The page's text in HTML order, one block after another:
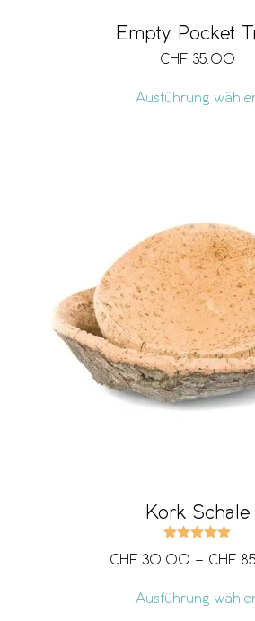
Empty Pocket
CHF 35.00
Ausführung
Kork Schale
CHF 30.00 – CHF
Ausführung